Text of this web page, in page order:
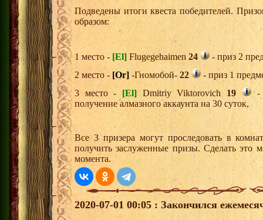
Подведены итоги квеста победителей.
образом:
1 место - [El] Flugegehaimen 24
- приз 2
2 место - [Or] -Гномобой- 22
- приз 1
3 место - [El] Dmitriy Viktorovich 19
-
получение алмазного аккаунта на 30 суток,
Все 3 призера могут проследовать в
получить заслуженные призы. Сделать это
момента.
2020-07-01 00:05 : Закончился